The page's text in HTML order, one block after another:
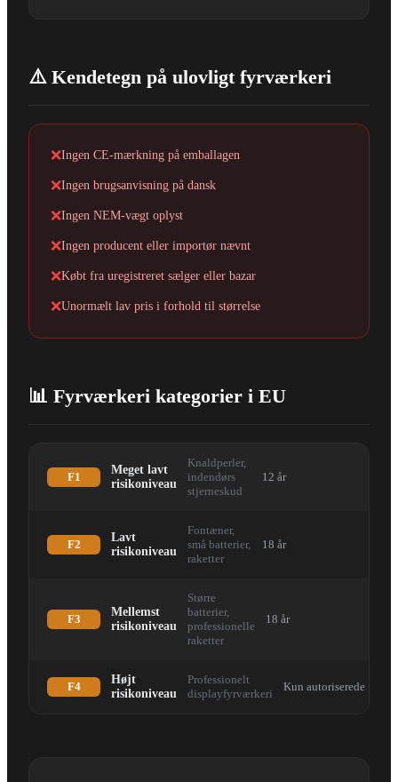
⚠️ Kendetegn på ulovligt fyrværkeri
❌Ingen CE-mærkning på emballagen
❌Ingen brugsanvisning på dansk
❌Ingen NEM-vægt oplyst
❌Ingen producent eller importør nævnt
❌Købt fra uregistreret sælger eller bazar
❌Unormælt lav pris i forhold til størrelse
📊 Fyrværkeri kategorier i EU
F1
Meget lavt
risikoniveau
Knaldperler,
indendørs
stjerneskud
12 år
F2
Lavt
risikoniveau
Fontæner,
små batterier,
raketter
18 år
F3
Mellemst
risikoniveau
Større
batterier,
professionelle
raketter
18 år
F4
Højt
risikoniveau
Professionelt
displayfyrværkeri
Kun autoriserede